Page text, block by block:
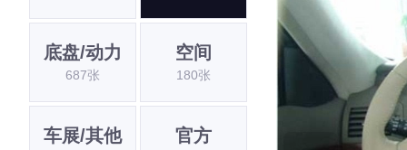
底盘/动力
687张
空间
180张
车展/其他 官方